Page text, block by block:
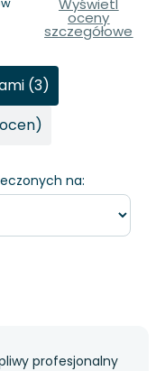
Wyświetl
oceny
szczegółowe
na:
(3)
profesjonalny